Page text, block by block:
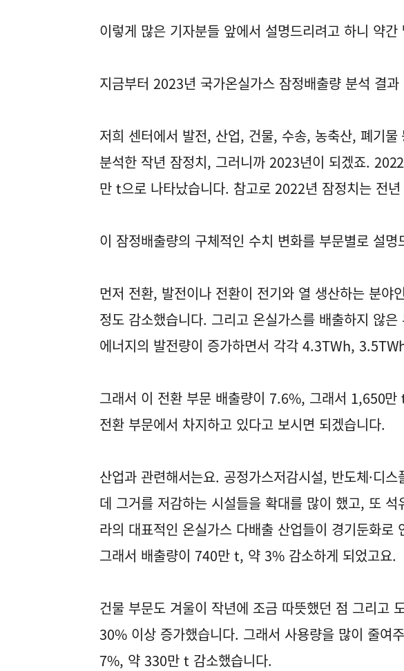
이렇게 많은 기자분들 앞에서 설명드리려고 하니 약간
지금부터 2023년 국가온실가스 잠정배출량 분석 결
저희 센터에서 발전, 산업, 건물, 수송, 농축산, 폐기물
분석한 작년 잠정치, 그러니까 2023년이 되겠죠.
만 t으로 나타났습니다. 참고로 2022년 잠정치는 전
이 잠정배출량의 구체적인 수치 변화를 부문별로 설명
먼저 전환, 발전이나 전환이 전기와 열 생산하는 분야
정도 감소했습니다. 그리고 온실가스를 배출하지 않
에너지의 발전량이 증가하면서 각각 4.3TWh,
그래서 이 전환 부문 배출량이 7.6%, 그래서 1,650만
전환 부문에서 차지하고 있다고 보시면 되겠습니다.
산업과 관련해서는요. 공정가스저감시설, 반도체·디
데 그거를 저감하는 시설들을 확대를 많이 했고, 또
라의 대표적인 온실가스 다배출 산업들이 경기둔화로
그래서 배출량이 740만 t, 약 3% 감소하게 되었고요.
건물 부문도 겨울이 작년에 조금 따뜻했던 점 그리고
30% 이상 증가했습니다. 그래서 사용량을 많이 줄여
7%, 약 330만 t 감소했습니다.